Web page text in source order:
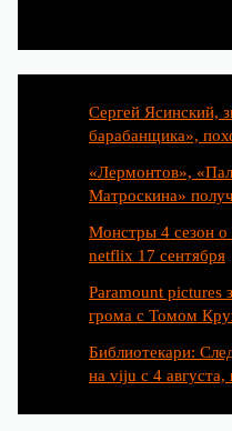
Сергей Ясинский,
барабанщика»,
«Лермонтов»,
Матроскина»
Монстры 4 сезон о
netflix 17 сентября
Paramount pictures
грома с Томом
Библиотекари:
на viju с 4